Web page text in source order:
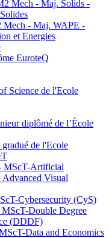
Mech - Maj. Solids -
- Maj. WAPE -
et Energies
EuroteQ
Science de l'Ecole
diplômé de l’École
de l'Ecole
MScT-Artificial
Advanced Visual
Cybersecurity (CyS)
Double Degree
(DDDF)
Data and Economics